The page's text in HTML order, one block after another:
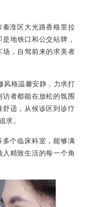
秦淮区大光路香格里拉
地铁口和公交站牌，
，自驾前来的求美者
风格温馨安静，力求打
者都能在放松的氛围
适，从候诊区到诊疗
求。
多个临床科室，能够满
精致生活的每一个角